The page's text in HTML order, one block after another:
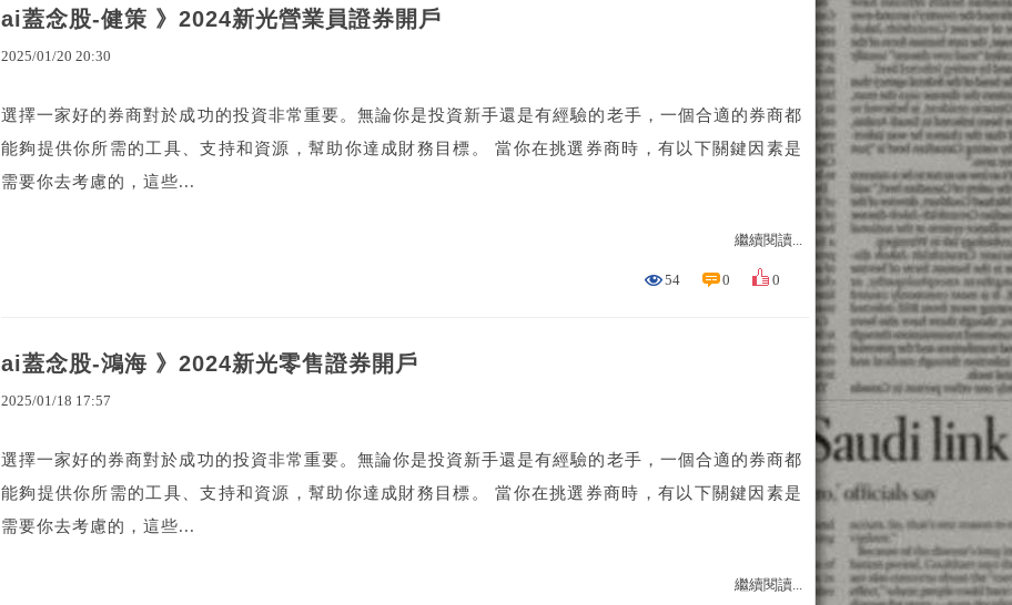
ai蓋念股-健策 》2024新光營業員證券開戶
2025/01/20 20:30
選擇一家好的券商對於成功的投資非常重要。無論你是投資新手還是有經驗的老手，一個合適的券商都
能夠提供你所需的工具、支持和資源，幫助你達成財務目標。 當你在挑選券商時，有以下關鍵因素是
需要你去考慮的，這些...
繼續閱讀...
54 0 0
ai蓋念股-鴻海 》2024新光零售證券開戶
2025/01/18 17:57
選擇一家好的券商對於成功的投資非常重要。無論你是投資新手還是有經驗的老手，一個合適的券商都
能夠提供你所需的工具、支持和資源，幫助你達成財務目標。 當你在挑選券商時，有以下關鍵因素是
需要你去考慮的，這些...
繼續閱讀...